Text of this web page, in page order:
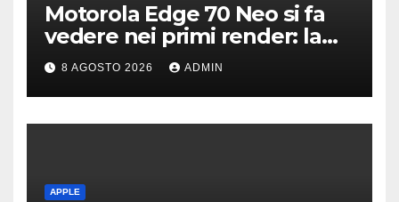
Motorola Edge 70 Neo si fa
vedere nei primi render: la
fotocamera è da 200 MP
8 AGOSTO 2026 ADMIN
APPLE